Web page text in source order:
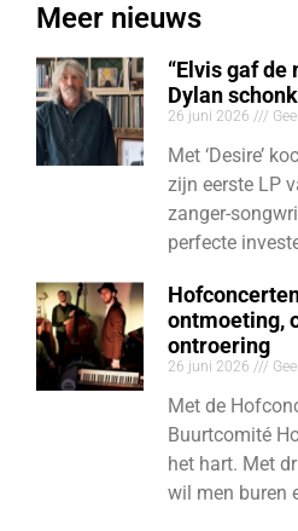
Meer nieuws
“Elvis gaf
Dylan
26 juni 2026
Met ‘Desire’
zijn eerste LP
zanger-
perfecte
ontmoeting,
ontroering
26 juni 2026
Met de
Buurtcomité
het hart. Met
wil men buren